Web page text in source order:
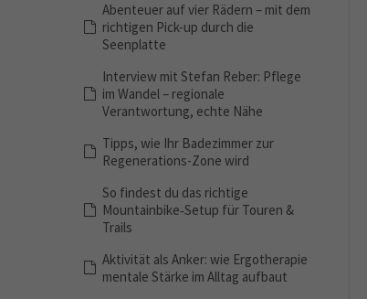
Abenteuer auf vier Rädern – mit dem
richtigen Pick-up durch die
Seenplatte
Interview mit Stefan Reber: Pflege
im Wandel – regionale
Verantwortung, echte Nähe
Tipps, wie Ihr Badezimmer zur
Regenerations-Zone wird
So findest du das richtige
Mountainbike‑Setup für Touren &
Trails
Aktivität als Anker: wie Ergotherapie
mentale Stärke im Alltag aufbaut